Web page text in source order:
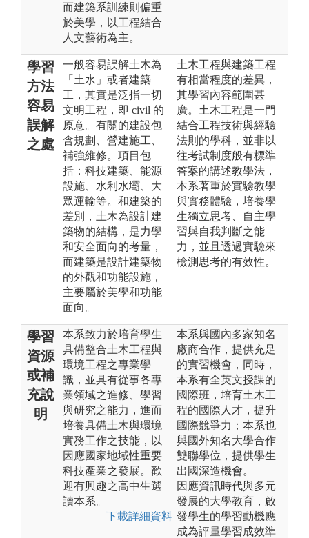
而建築系訓練則偏重
於美學，以工程結合
人文藝術為主。
學習
方法
容易
誤解
之處
一般容易誤解土木為
「土水」或者建築
工，其實是泛指一切
文明工程，即 civil 的
原意。有關的建設包
含規劃、營建施工、
補強維修。項目包
括：科技建築、能源
設施、水利水壩、大
眾運輸等。和建築的
差別，土木為設計建
築物的結構，是力學
和安全面向的考量，
而建築是設計建築物
的外觀和功能設施，
主要屬於美學和功能
面向。
土木工程與建築工程
有相當程度的差異，
其學習內容範圍甚
廣。土木工程是一門
結合工程技術與經驗
法則的學科，並非以
往考試制度般有標準
答案的講述教學法，
本系著重於實驗教學
與實務體驗，培養學
生獨立思考、自主學
習與自我判斷之能
力，並且透過實驗來
檢測思考的有效性。
學習
資源
或補
充說
明
本系致力於培育學生
具備整合土木工程與
環境工程之專業學
識，並具有從事各專
業領域之進修、學習
與研究之能力，進而
培養具備土木與環境
實務工作之技能，以
因應國家地域性重要
科技產業之發展。歡
迎有興趣之高中生選
讀本系。
下載詳細資料
本系與國內多家知名
廠商合作，提供充足
的實習機會，同時，
本系有全英文授課的
國際班，培育土木工
程的國際人才，提升
國際競爭力；本系也
與國外知名大學合作
雙聯學位，提供學生
出國深造機會。
因應資訊時代與多元
發展的大學教育，啟
發學生的學習動機應
成為評量學習成效準